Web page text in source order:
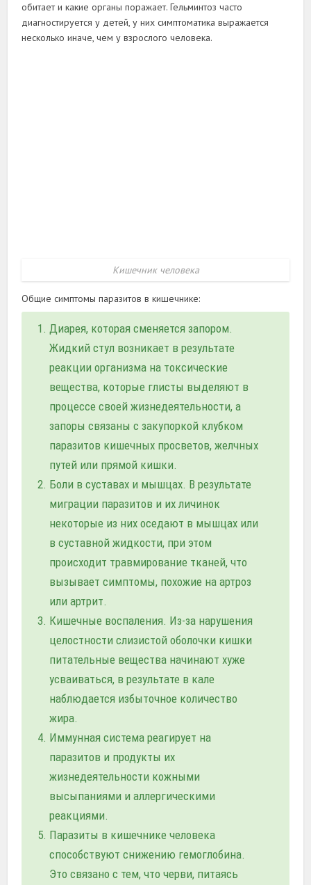
обитает и какие органы поражает. Гельминтоз часто
диагностируется у детей, у них симптоматика выражается
несколько иначе, чем у взрослого человека.
Кишечник человека
Общие симптомы паразитов в кишечнике:
Диарея, которая сменяется запором.
Жидкий стул возникает в результате
реакции организма на токсические
вещества, которые глисты выделяют в
процессе своей жизнедеятельности, а
запоры связаны с закупоркой клубком
паразитов кишечных просветов, желчных
путей или прямой кишки.
Боли в суставах и мышцах. В результате
миграции паразитов и их личинок
некоторые из них оседают в мышцах или
в суставной жидкости, при этом
происходит травмирование тканей, что
вызывает симптомы, похожие на артроз
или артрит.
Кишечные воспаления. Из-за нарушения
целостности слизистой оболочки кишки
питательные вещества начинают хуже
усваиваться, в результате в кале
наблюдается избыточное количество
жира.
Иммунная система реагирует на
паразитов и продукты их
жизнедеятельности кожными
высыпаниями и аллергическими
реакциями.
Паразиты в кишечнике человека
способствуют снижению гемоглобина.
Это связано с тем, что черви, питаясь